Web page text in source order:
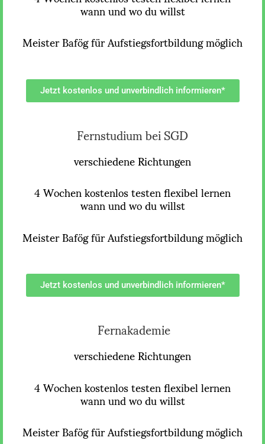
wann und wo du willst
Meister Bafög für Aufstiegsfortbildung möglich
Jetzt kostenlos und unverbindlich informieren*
Fernstudium bei SGD
verschiedene Richtungen
4 Wochen kostenlos testen flexibel lernen
wann und wo du willst
Meister Bafög für Aufstiegsfortbildung möglich
Jetzt kostenlos und unverbindlich informieren*
Fernakademie
verschiedene Richtungen
4 Wochen kostenlos testen flexibel lernen
wann und wo du willst
Meister Bafög für Aufstiegsfortbildung möglich